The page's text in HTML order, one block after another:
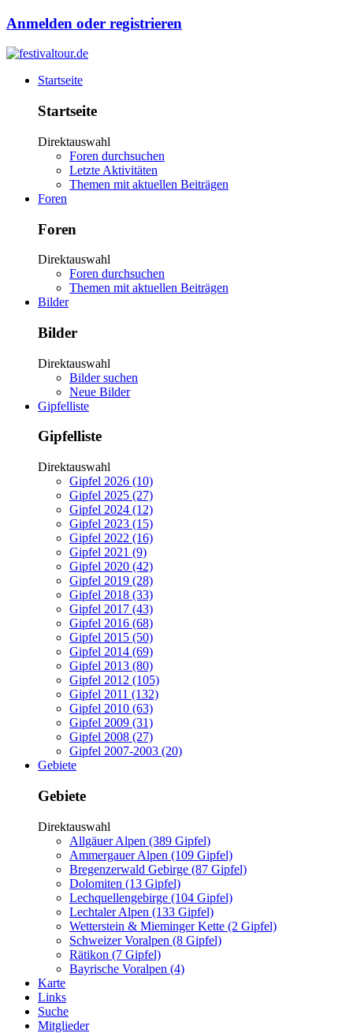
Anmelden oder registrieren
Startseite
Startseite
Direktauswahl
Foren durchsuchen
Letzte Aktivitäten
Themen mit aktuellen Beiträgen
Foren
Foren
Direktauswahl
Foren durchsuchen
Themen mit aktuellen Beiträgen
Bilder
Bilder
Direktauswahl
Bilder suchen
Neue Bilder
Gipfelliste
Gipfelliste
Direktauswahl
Gipfel 2026 (10)
Gipfel 2025 (27)
Gipfel 2024 (12)
Gipfel 2023 (15)
Gipfel 2022 (16)
Gipfel 2021 (9)
Gipfel 2020 (42)
Gipfel 2019 (28)
Gipfel 2018 (33)
Gipfel 2017 (43)
Gipfel 2016 (68)
Gipfel 2015 (50)
Gipfel 2014 (69)
Gipfel 2013 (80)
Gipfel 2012 (105)
Gipfel 2011 (132)
Gipfel 2010 (63)
Gipfel 2009 (31)
Gipfel 2008 (27)
Gipfel 2007-2003 (20)
Gebiete
Gebiete
Direktauswahl
Allgäuer Alpen (389 Gipfel)
Ammergauer Alpen (109 Gipfel)
Bregenzerwald Gebirge (87 Gipfel)
Dolomiten (13 Gipfel)
Lechquellengebirge (104 Gipfel)
Lechtaler Alpen (133 Gipfel)
Wetterstein & Mieminger Kette (2 Gipfel)
Schweizer Voralpen (8 Gipfel)
Rätikon (7 Gipfel)
Bayrische Voralpen (4)
Karte
Links
Suche
Mitglieder